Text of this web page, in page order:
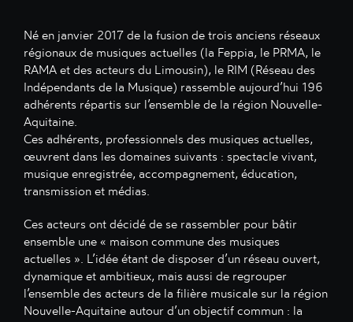
Né en janvier 2017 de la fusion de trois anciens réseaux
régionaux de musiques actuelles (la Feppia, le PRMA, le
RAMA et des acteurs du Limousin), le RIM (Réseau des
Indépendants de la Musique) rassemble aujourd’hui 196
adhérents répartis sur l’ensemble de la région Nouvelle-
Aquitaine.
Ces adhérents, professionnels des musiques actuelles,
œuvrent dans les domaines suivants : spectacle vivant,
musique enregistrée, accompagnement, éducation,
transmission et médias.
Ces acteurs ont décidé de se rassembler pour bâtir
ensemble une « maison commune des musiques
actuelles ». L’idée étant de disposer d’un réseau ouvert,
dynamique et ambitieux, mais aussi de regrouper
l’ensemble des acteurs de la filière musicale sur la région
Nouvelle-Aquitaine autour d’un objectif commun : la